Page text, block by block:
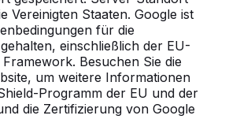
Vereinigten Staaten. Google ist
für die
einschließlich der EU-
Besuchen Sie die
um weitere Informationen
Programm der EU und der
die Zertifizierung von Google
in Anthrazit-
Betonbank in der Farbe
Sitzgelegenheit, als Abtrennung